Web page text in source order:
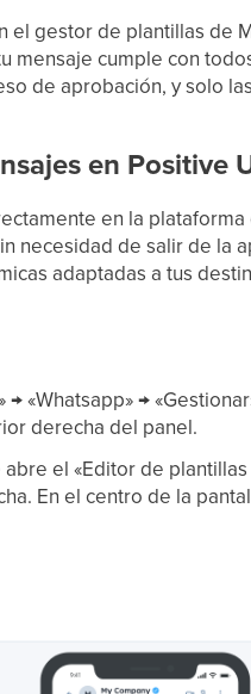
el gestor de plantillas de
mensaje cumple con
de aprobación, y solo
en Positive
en la
necesidad de salir de la
adaptadas a tus
→ «Whatsapp» →
derecha del panel.
el «Editor de
En el centro de la